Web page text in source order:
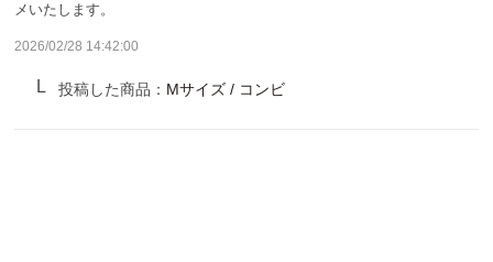
ストーリー
メいたします。
2026/02/28 14:42:00
投稿した商品： Mサイズ / コンビ